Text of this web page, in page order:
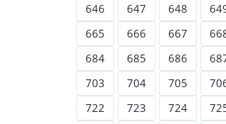
646
647 648
665
666 667
684
685 686
703
704 705
722
723 724